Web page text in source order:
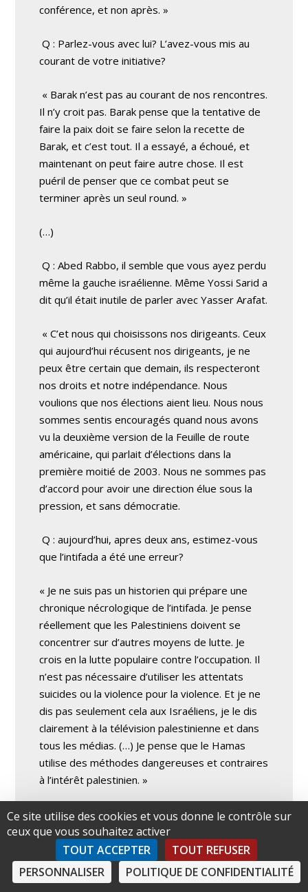
conférence, et non après. »
Q : Parlez-vous avec lui? L’avez-vous mis au
courant de votre initiative?
« Barak n’est pas au courant de nos rencontres.
Il n’y croit pas. Barak pense que la tentative de
faire la paix doit se faire selon la recette de
Barak, et c’est tout. Il a essayé, a échoué, et
maintenant on peut faire autre chose. Il est
puéril de penser que ce combat peut se
terminer après un seul round. »
(…)
Q : Abed Rabbo, il semble que vous ayez perdu
même la gauche israélienne. Même Yossi Sarid a
dit qu’il était inutile de parler avec Yasser Arafat.
« C’et nous qui choisissons nos dirigeants. Ceux
qui aujourd’hui récusent nos dirigeants, je ne
peux être certain que demain, ils respecteront
nos droits et notre indépendance. Nous
voulions que nos élections aient lieu. Nous nous
sommes sentis encouragés quand nous avons
vu la deuxième version de la Feuille de route
américaine, qui parlait d’élections dans la
première moitié de 2003. Nous ne sommes pas
d’accord pour avoir une direction élue sous la
pression, et sans démocratie.
Q : aujourd’hui, apres deux ans, estimez-vous
que l’intifada a été une erreur?
« Je ne suis pas un historien qui prépare une
chronique nécrologique de l’intifada. Je pense
réellement que les Palestiniens doivent se
concentrer sur d’autres moyens de lutte. Je
crois en la lutte populaire contre l’occupation. Il
n’est pas nécessaire d’utiliser les attentats
suicides ou la violence pour la violence. Et je ne
dis pas seulement cela aux Israéliens, je le dis
clairement à la télévision palestinienne et dans
tous les médias. (…) Je pense que le Hamas
utilise des méthodes dangereuses et contraires
à l’intérêt palestinien. »
Q : Mais vous ne contrôlez plus vraiment le
Hamas.
« C’est devenu très difficile, par rapport aux
années précédentes. Cela vient de la
Ce site utilise des cookies et vous donne le contrôle sur
ceux que vous souhaitez activer
TOUT ACCEPTER
TOUT REFUSER
PERSONNALISER
POLITIQUE DE CONFIDENTIALITÉ